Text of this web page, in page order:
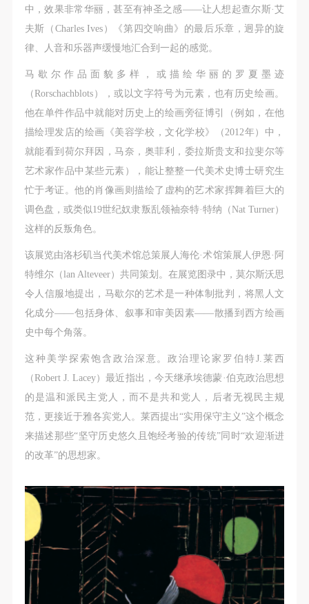
中，效果非常华丽，甚至有神圣之感——让人想起查尔斯·艾
夫斯（Charles Ives）《第四交响曲》的最后乐章，迥异的旋
律、人音和乐器声缓慢地汇合到一起的感觉。
马歇尔作品面貌多样，或描绘华丽的罗夏墨迹
（Rorschachblots），或以文字符号为元素，也有历史绘画。
他在单件作品中就能对历史上的绘画旁征博引（例如，在他
描绘理发店的绘画《美容学校，文化学校》（2012年）中，
就能看到荷尔拜因，马奈，奥菲利，委拉斯贵支和拉斐尔等
艺术家作品中某些元素），能让整整一代美术史博士研究生
忙于考证。他的肖像画则描绘了虚构的艺术家挥舞着巨大的
调色盘，或类似19世纪奴隶叛乱领袖奈特·特纳（Nat Turner）
这样的反叛角色。
该展览由洛杉矶当代美术馆总策展人海伦·术馆策展人伊恩·阿
特维尔（lan Alteveer）共同策划。在展览图录中，莫尔斯沃思
令人信服地提出，马歇尔的艺术是一种体制批判，将黑人文
化成分——包括身体、叙事和审美因素——散播到西方绘画
史中每个角落。
这种美学探索饱含政治深意。政治理论家罗伯特J.莱西
（Robert J. Lacey）最近指出，今天继承埃德蒙·伯克政治思想
的是温和派民主党人，而不是共和党人，后者无视民主规
范，更接近于雅各宾党人。莱西提出“实用保守主义”这个概念
来描述那些“坚守历史悠久且饱经考验的传统”同时“欢迎渐进
的改革”的思想家。